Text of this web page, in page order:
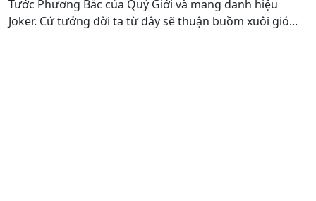
Tước Phương Bắc của Quỷ Giới và mang danh hiệu
Joker. Cứ tưởng đời ta từ đây sẽ thuận buồm xuôi gió...